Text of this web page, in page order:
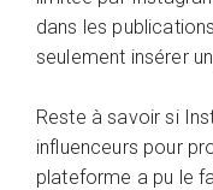
dans les
seulement insérer
Reste à savoir si
influenceurs pour
plateforme a pu le